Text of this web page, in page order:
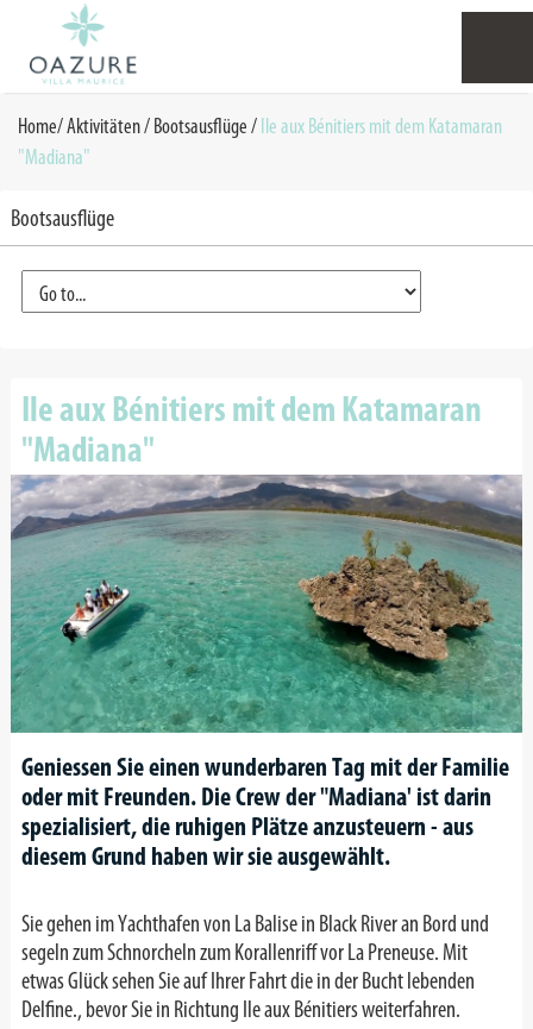
Home/Aktivitäten/Bootsausflüge/Ile aux Bénitiers mit dem Katamaran
"Madiana"
Bootsausflüge
Ile aux Bénitiers mit dem Katamaran
"Madiana"
Geniessen Sie einen wunderbaren Tag mit der Familie
oder mit Freunden. Die Crew der "Madiana' ist darin
spezialisiert, die ruhigen Plätze anzusteuern - aus
diesem Grund haben wir sie ausgewählt.
Sie gehen im Yachthafen von La Balise in Black River an Bord und
segeln zum Schnorcheln zum Korallenriff vor La Preneuse. Mit
etwas Glück sehen Sie auf Ihrer Fahrt die in der Bucht lebenden
Delfine., bevor Sie in Richtung Ile aux Bénitiers weiterfahren.